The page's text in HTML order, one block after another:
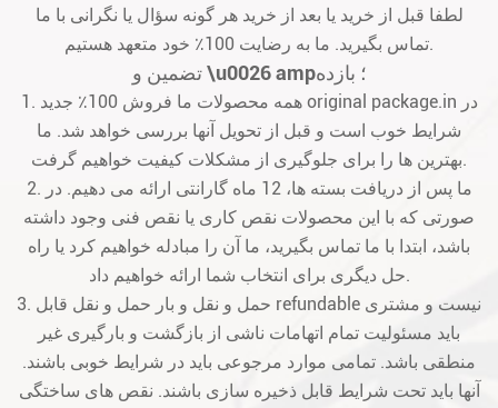
لطفا قبل از خرید یا بعد از خرید هر گونه سؤال یا نگرانی با ما
تماس بگیرید. ما به رضایت 100٪ خود متعهد هستیم.
تضمین و \u0026 amp؛ بازده
1. همه محصولات ما فروش 100٪ جدید original package.in در
شرایط خوب است و قبل از تحویل آنها بررسی خواهد شد. ما
بهترین ها را برای جلوگیری از مشکلات کیفیت خواهیم گرفت.
2. ما پس از دریافت بسته ها، 12 ماه گارانتی ارائه می دهیم. در
صورتی که با این محصولات نقص کاری یا نقص فنی وجود داشته
باشد، ابتدا با ما تماس بگیرید، ما آن را مبادله خواهیم کرد یا راه
حل دیگری برای انتخاب شما ارائه خواهیم داد.
3. حمل و نقل و بار حمل و نقل قابل refundable نیست و مشتری
باید مسئولیت تمام اتهامات ناشی از بازگشت و بارگیری غیر
منطقی باشد. تمامی موارد مرجوعی باید در شرایط خوبی باشند.
آنها باید تحت شرایط قابل ذخیره سازی باشند. نقص های ساختگی